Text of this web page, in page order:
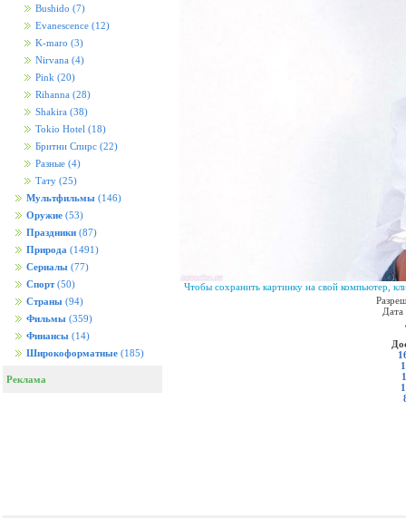
Bushido (7)
Evanescence (12)
K-maro (3)
Nirvana (4)
Pink (20)
Rihanna (28)
Shakira (38)
Tokio Hotel (18)
Бритни Спирс (22)
Разные (4)
Тату (25)
Мультфильмы (146)
Оружие (53)
Праздники (87)
Природа (1491)
Сериалы (77)
Спорт (50)
Страны (94)
Фильмы (359)
Финансы (14)
Широкоформатные (185)
Реклама
Чтобы сохранить картинку на свой компьютер,
Дата